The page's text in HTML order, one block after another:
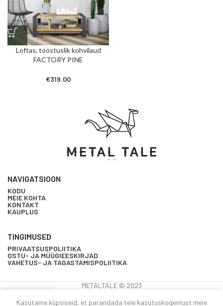
Loftas, tööstuslik kohvilaud
FACTORY PINE
€319.00
NAVIGATSIOON
KODU
MEIE KOHTA
KONTAKT
KAUPLUS
TINGIMUSED
PRIVAATSUSPOLIITIKA
OSTU- JA MÜÜGIEESKIRJAD
VAHETUS- JA TAGASTAMISPOLIITIKA
METALTALE © 2023
Kasutame küpsiseid, et parandada teie kasutuskogemust meie